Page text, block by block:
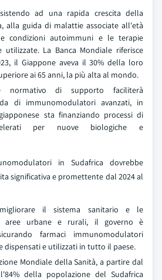
ad una rapida crescita della
alla guida di malattie associate all'età
condizioni autoimmuni e le terapie
utilizzate. La Banca Mondiale riferisce
il Giappone aveva il 30% della loro
ai 65 anni, la più alta al mondo.
normativo di supporto faciliterà
di immunomodulatori avanzati, in
sta finanziando processi di
per nuove biologiche e
in Sudafrica dovrebbe
significativa e promettente dal 2024 al
il sistema sanitario e le
aree urbane e rurali, il governo è
farmaci immunomodulatori
dispensati e utilizzati in tutto il paese.
Mondiale della Sanità, a partire dal
della popolazione del Sudafrica